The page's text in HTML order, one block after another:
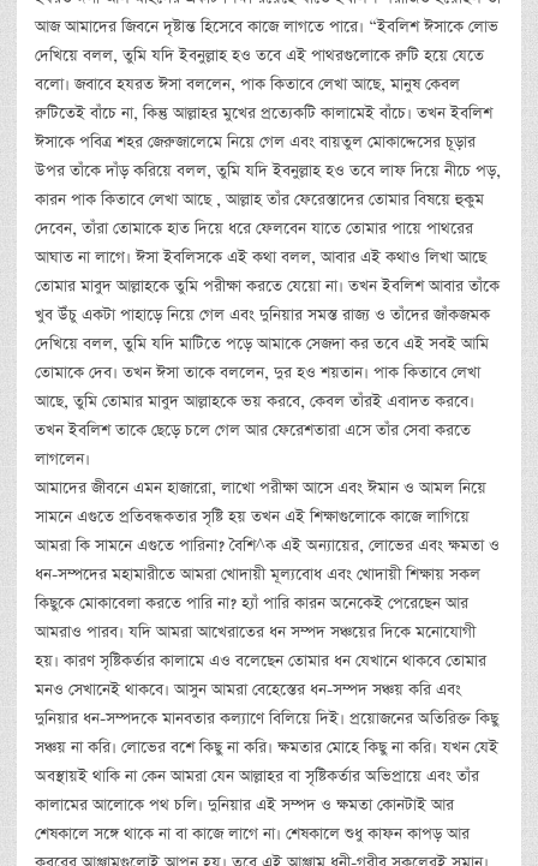
আজ আমাদের জিবনে দৃষ্টান্ত হিসেবে কাজে লাগতে পারে। “ইবলিশ ঈসাকে লোভ
দেখিয়ে বলল, তুমি যদি ইবনুল্লাহ হও তবে এই পাথরগুলোকে রুটি হয়ে যেতে
বলো। জবাবে হযরত ঈসা বললেন, পাক কিতাবে লেখা আছে, মানুষ কেবল
রুটিতেই বাঁচে না, কিন্তু আল্লাহর মুখের প্রত্যেকটি কালামেই বাঁচে। তখন ইবলিশ
ঈসাকে পবিত্র শহর জেরুজালেমে নিয়ে গেল এবং বায়তুল মোকাদ্দেসের চূড়ার
উপর তাঁকে দাঁড় করিয়ে বলল, তুমি যদি ইবনুল্লাহ হও তবে লাফ দিয়ে নীচে পড়,
কারন পাক কিতাবে লেখা আছে , আল্লাহ তাঁর ফেরেস্তাদের তোমার বিষয়ে হুকুম
দেবেন, তাঁরা তোমাকে হাত দিয়ে ধরে ফেলবেন যাতে তোমার পায়ে পাথরের
আঘাত না লাগে। ঈসা ইবলিসকে এই কথা বলল, আবার এই কথাও লিখা আছে
তোমার মাবুদ আল্লাহকে তুমি পরীক্ষা করতে যেয়ো না। তখন ইবলিশ আবার তাঁকে
খুব উঁচু একটা পাহাড়ে নিয়ে গেল এবং দুনিয়ার সমস্ত রাজ্য ও তাঁদের জাঁকজমক
দেখিয়ে বলল, তুমি যদি মাটিতে পড়ে আমাকে সেজদা কর তবে এই সবই আমি
তোমাকে দেব। তখন ঈসা তাকে বললেন, দুর হও শয়তান। পাক কিতাবে লেখা
আছে, তুমি তোমার মাবুদ আল্লাহকে ভয় করবে, কেবল তাঁরই এবাদত করবে।
তখন ইবলিশ তাকে ছেড়ে চলে গেল আর ফেরেশতারা এসে তাঁর সেবা করতে
লাগলেন।
আমাদের জীবনে এমন হাজারো, লাখো পরীক্ষা আসে এবং ঈমান ও আমল নিয়ে
সামনে এগুতে প্রতিবন্ধকতার সৃষ্টি হয় তখন এই শিক্ষাগুলোকে কাজে লাগিয়ে
আমরা কি সামনে এগুতে পারিনা? বৈশি^ক এই অন্যায়ের, লোভের এবং ক্ষমতা ও
ধন-সম্পদের মহামারীতে আমরা খোদায়ী মূল্যবোধ এবং খোদায়ী শিক্ষায় সকল
কিছুকে মোকাবেলা করতে পারি না? হ্যাঁ পারি কারন অনেকেই পেরেছেন আর
আমরাও পারব। যদি আমরা আখেরাতের ধন সম্পদ সঞ্চয়ের দিকে মনোযোগী
হয়। কারণ সৃষ্টিকর্তার কালামে এও বলেছেন তোমার ধন যেখানে থাকবে তোমার
মনও সেখানেই থাকবে। আসুন আমরা বেহেস্তের ধন-সম্পদ সঞ্চয় করি এবং
দুনিয়ার ধন-সম্পদকে মানবতার কল্যাণে বিলিয়ে দিই। প্রয়োজনের অতিরিক্ত কিছু
সঞ্চয় না করি। লোভের বশে কিছু না করি। ক্ষমতার মোহে কিছু না করি। যখন যেই
অবস্থায়ই থাকি না কেন আমরা যেন আল্লাহর বা সৃষ্টিকর্তার অভিপ্রায়ে এবং তাঁর
কালামের আলোকে পথ চলি। দুনিয়ার এই সম্পদ ও ক্ষমতা কোনটাই আর
শেষকালে সঙ্গে থাকে না বা কাজে লাগে না। শেষকালে শুধু কাফন কাপড় আর